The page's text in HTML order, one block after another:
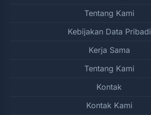
Tentang Kami
Kebijakan Data Pribadi
Kerja Sama
Tentang Kami
Kontak
Kontak Kami